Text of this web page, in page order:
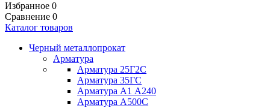
Избранное 0
Сравнение 0
Каталог товаров
Черный металлопрокат
Арматура
Арматура 25Г2С
Арматура 35ГС
Арматура А1 А240
Арматура А500С